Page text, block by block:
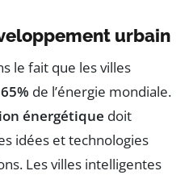
urbain
le fait que les villes
65% de l’énergie mondiale.
énergétique doit
idées et technologies
Les villes intelligentes